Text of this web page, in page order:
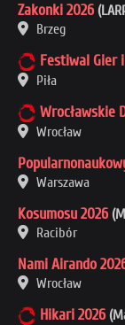
Zakonki 2026
Brzeg
Festiwal Gier
Piła
Wrocławskie
Wrocław
Warszawa
Kosumosu 2026
Racibór
Nami Airando
Wrocław
Hikari 2026